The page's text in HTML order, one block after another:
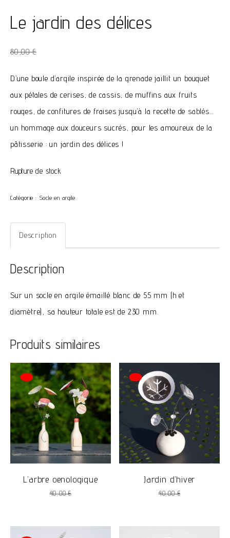
Le jardin des délices
80,00€Le
initial
était :
80,00 €.
Le
actuel
est :
0,00 €.
D’une boule d’argile inspirée de la grenade jaillit un bouquet
aux pétales de cerises, de cassis, de muffins aux fruits
rouges, de confitures de fraises jusqu’à la recette de sablés
un hommage aux douceurs sucrés, pour les amoureux de la
pâtisserie : un jardin des délices !
Rupture de stock
Catégorie : Socle en argile
Description
Description
Sur un socle en argile émaillé blanc de 55 mm (h et
diamètre), sa hauteur totale est de 230 mm.
Produits similaires
Promo !
L’arbre oenologique
40,00€Le
initial
Le
actuel
Promo !
Jardin d’hiver
40,00€Le
initial
Le
actuel